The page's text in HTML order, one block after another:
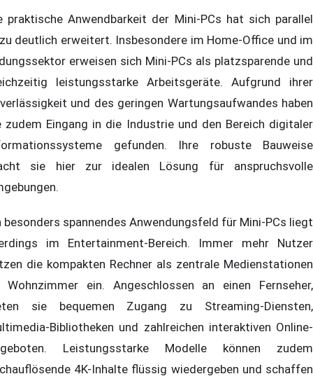
praktische Anwendbarkeit der Mini-PCs hat sich parallel
deutlich erweitert. Insbesondere im Home-Office und im
erweisen sich Mini-PCs als platzsparende und
leistungsstarke Arbeitsgeräte. Aufgrund ihrer
und des geringen Wartungsaufwandes haben
zudem Eingang in die Industrie und den Bereich digitaler
gefunden. Ihre robuste Bauweise
sie hier zur idealen Lösung für anspruchsvolle
besonders spannendes Anwendungsfeld für Mini-PCs liegt
im Entertainment-Bereich. Immer mehr Nutzer
die kompakten Rechner als zentrale Medienstationen
Wohnzimmer ein. Angeschlossen an einen Fernseher,
sie bequemen Zugang zu Streaming-Diensten,
Bibliotheken und zahlreichen interaktiven Online-
Leistungsstarke Modelle können zudem
4K-Inhalte flüssig wiedergeben und schaffen